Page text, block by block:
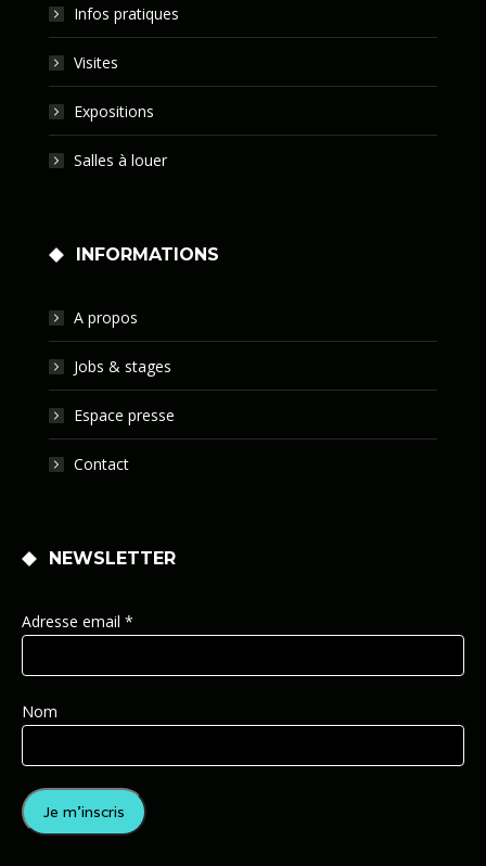
Infos pratiques
Visites
Expositions
Salles à louer
INFORMATIONS
A propos
Jobs & stages
Espace presse
Contact
NEWSLETTER
Adresse email *
Nom